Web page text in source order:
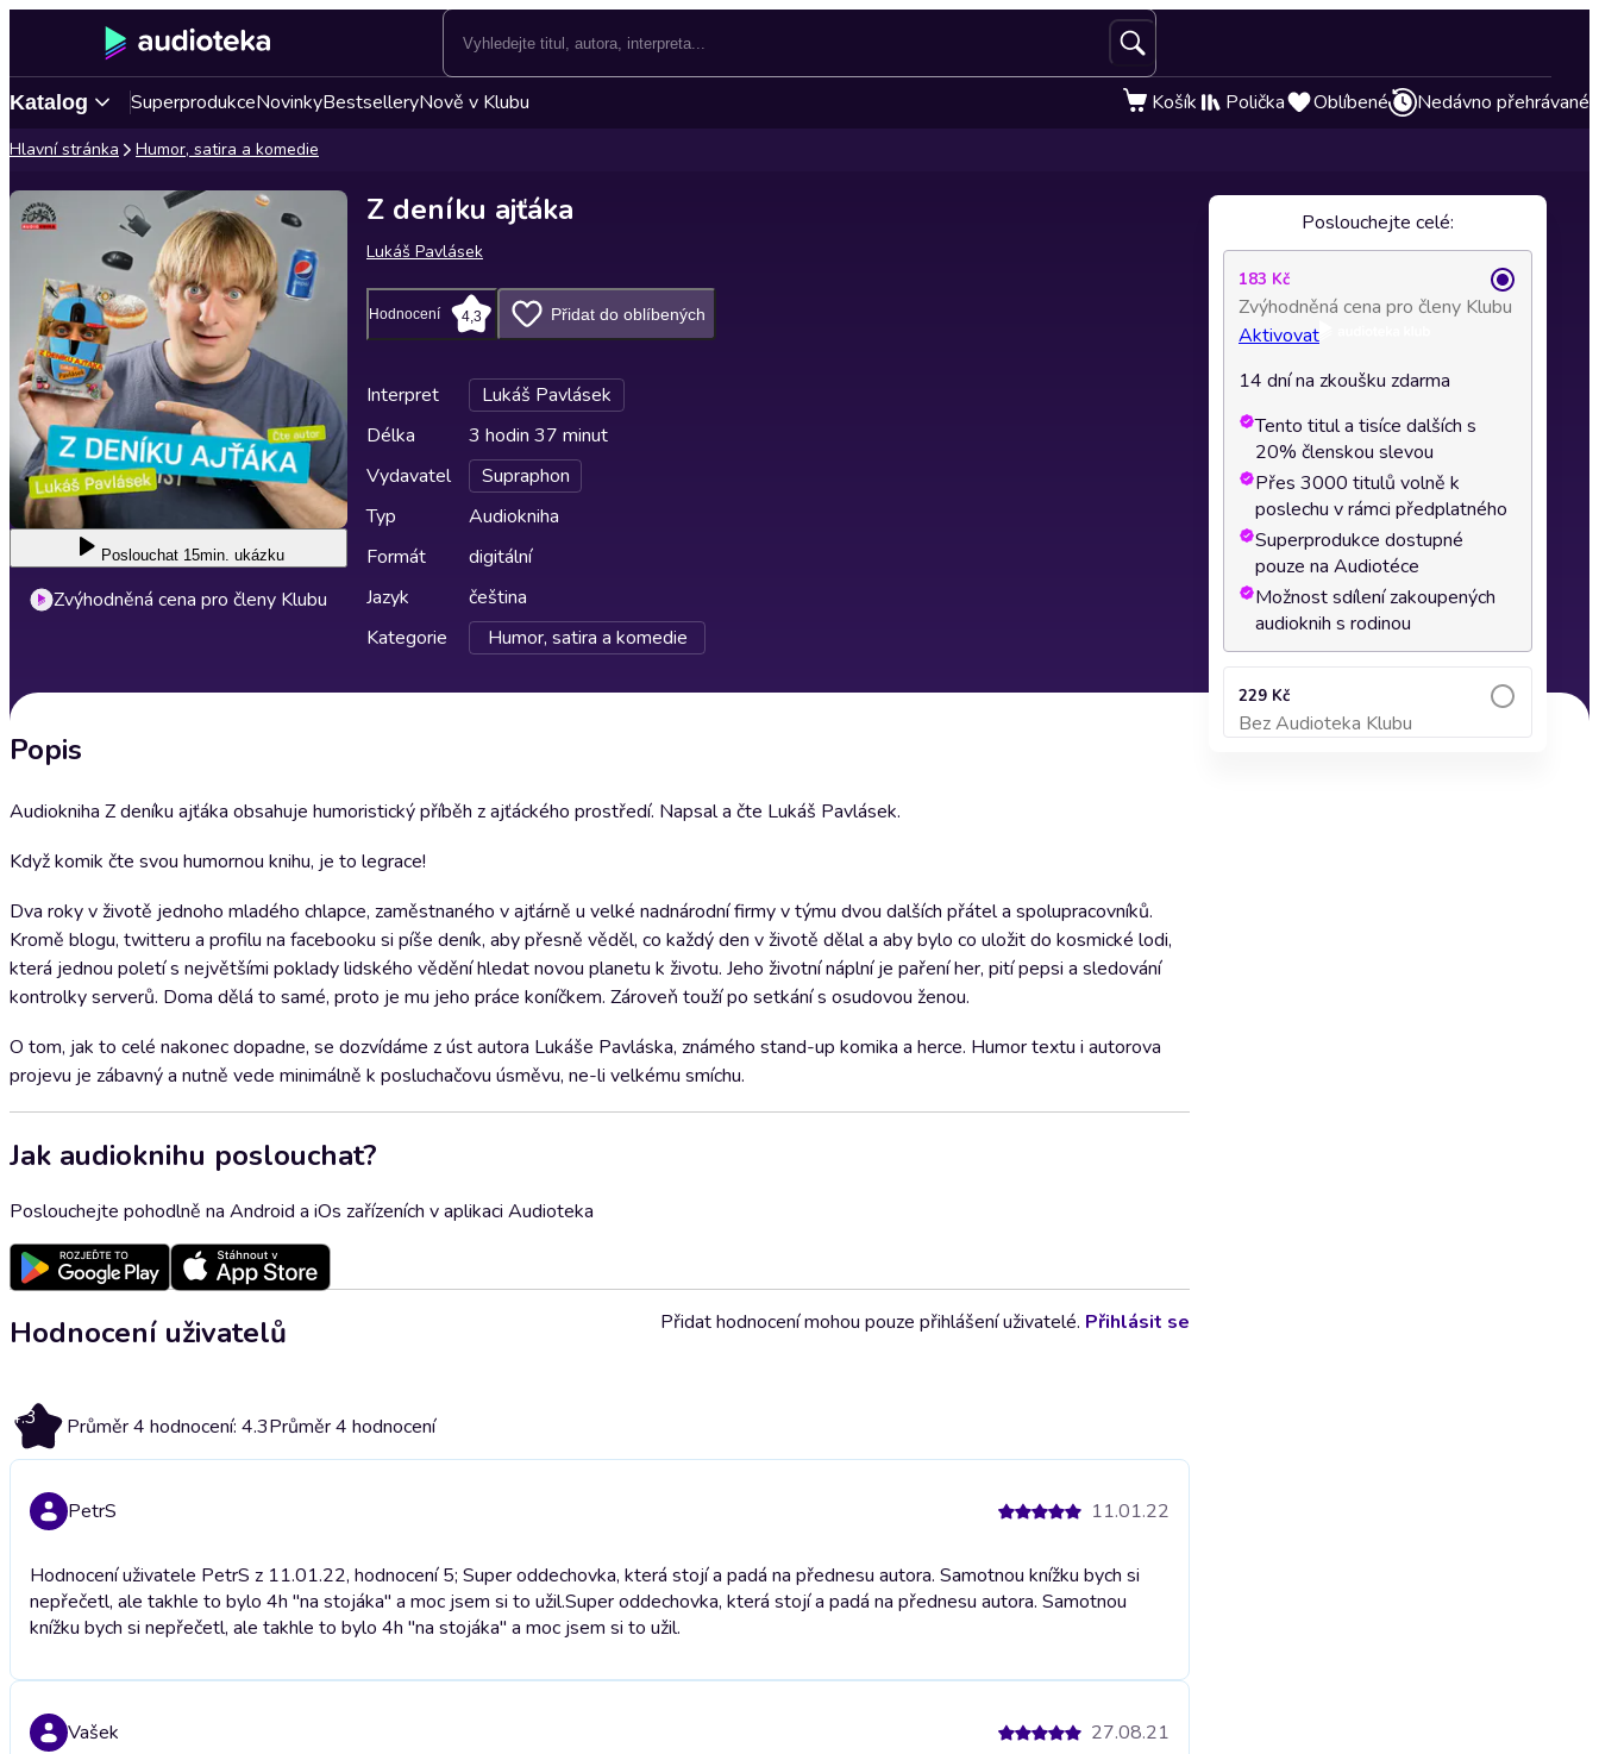
Katalog SuperprodukceNovinkyBestselleryNově v Klubu Košík Polička Oblíbené Nedávno přehrávané
Hlavní stránka Humor, satira a komedie
Poslouchat 15min. ukázku
Zvýhodněná cena pro členy Klubu
Z deníku ajťáka
Lukáš Pavlásek
Hodnocení 4,3 Přidat do oblíbených
Interpret
Lukáš Pavlásek
Délka
3 hodin 37 minut
Vydavatel
Supraphon
Typ
Audiokniha
Formát
digitální
Jazyk
čeština
Kategorie
Humor, satira a komedie
Popis
Audiokniha Z deníku ajťáka obsahuje humoristický příběh z ajťáckého prostředí. Napsal a čte Lukáš Pavlásek.
Když komik čte svou humornou knihu, je to legrace!
Dva roky v životě jednoho mladého chlapce, zaměstnaného v ajťárně u velké nadnárodní firmy v týmu dvou dalších přátel a spolupracovníků.
Kromě blogu, twitteru a profilu na facebooku si píše deník, aby přesně věděl, co každý den v životě dělal a aby bylo co uložit do kosmické lodi,
která jednou poletí s největšími poklady lidského vědění hledat novou planetu k životu. Jeho životní náplní je paření her, pití pepsi a sledování
kontrolky serverů. Doma dělá to samé, proto je mu jeho práce koníčkem. Zároveň touží po setkání s osudovou ženou.
O tom, jak to celé nakonec dopadne, se dozvídáme z úst autora Lukáše Pavláska, známého stand-up komika a herce. Humor textu i autorova
projevu je zábavný a nutně vede minimálně k posluchačovu úsměvu, ne-li velkému smíchu.
Jak audioknihu poslouchat?
Poslouchejte pohodlně na Android a iOs zařízeních v aplikaci Audioteka
Hodnocení uživatelů
4.3 Průměr 4 hodnocení: 4.3Průměr 4 hodnocení
Přidat hodnocení mohou pouze přihlášení uživatelé. Přihlásit se
PetrS 11.01.22
Hodnocení uživatele PetrS z 11.01.22, hodnocení 5; Super oddechovka, která stojí a padá na přednesu autora. Samotnou knížku bych si
nepřečetl, ale takhle to bylo 4h "na stojáka" a moc jsem si to užil.Super oddechovka, která stojí a padá na přednesu autora. Samotnou
knížku bych si nepřečetl, ale takhle to bylo 4h "na stojáka" a moc jsem si to užil.
Vašek 27.08.21
Poslouchejte celé:
183 Kč
Zvýhodněná cena pro členy Klubu
Aktivovat
14 dní na zkoušku zdarma
Tento titul a tisíce dalších s
20% členskou slevou
Přes 3000 titulů volně k
poslechu v rámci předplatného
Superprodukce dostupné
pouze na Audiotéce
Možnost sdílení zakoupených
audioknih s rodinou
229 Kč
Bez Audioteka Klubu
Přidat do košíku